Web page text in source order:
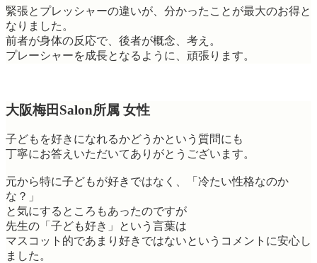
緊張とプレッシャーの違いが、分かったことが最大のお得と
なりました。
前者が身体の反応で、後者が概念、考え。
プレーシャーを成長となるように、頑張ります。
大阪梅田Salon所属 女性
子どもを好きになれるかどうかという質問にも
丁寧にお答えいただいてありがとうございます。
元から特に子どもが好きではなく、「冷たい性格なのか
な？」
と気にするところもあったのですが
先生の「子ども好き」という言葉は
マスコット的であまり好きではないというコメントに安心し
ました。